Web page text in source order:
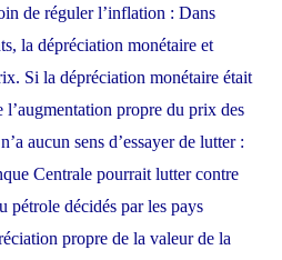
de réguler l’inflation : Dans
la dépréciation monétaire et
Si la dépréciation monétaire était
l’augmentation propre du prix des
aucun sens d’essayer de lutter :
Centrale pourrait lutter contre
pétrole décidés par les pays
propre de la valeur de la